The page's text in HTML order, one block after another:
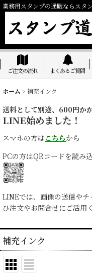
業務用スタンプの通販ならスタ
ご注文の流れ よくあるご質問
ホーム > 補充インク
送料として別途、600円か
LINE始めました！
スマホの方はこちらから
PCの方はQRコードを読み
LINEでは、画像の送信や
ひ注文やお問合せにご活用
補充インク